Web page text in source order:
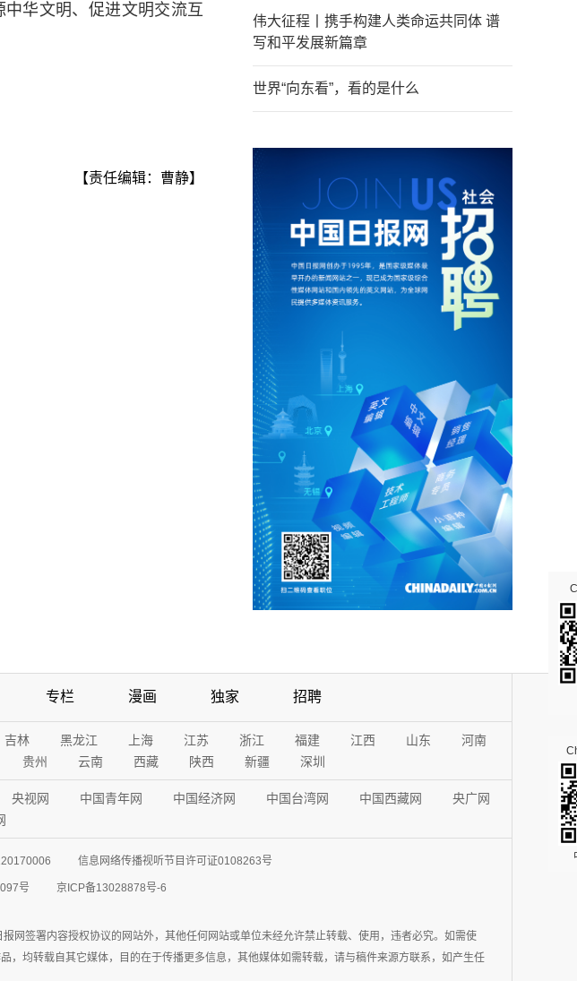
华文明、促进文明交流互
【责任编辑：曹静】
伟大征程丨携手构建人类命运共同体 谱
写和平发展新篇章
世界“向东看”，看的是什么
专栏 漫画 独家 招聘
吉林 黑龙江 上海 江苏 浙江 福建 江西 山东
河南
贵州 云南 西藏 陕西 新疆 深圳
央视网 中国青年网 中国经济网 中国台湾网 中国西藏网
央广网
信息网络传播视听节目许可证0108263号
号 京ICP备13028878号-6
网签署内容授权协议的网站外，其他任何网站或单位未经允许禁止转载、使用，违者必究。如需使
，均转载自其它媒体，目的在于传播更多信息，其他媒体如需转载，请与稿件来源方联系，如产生任